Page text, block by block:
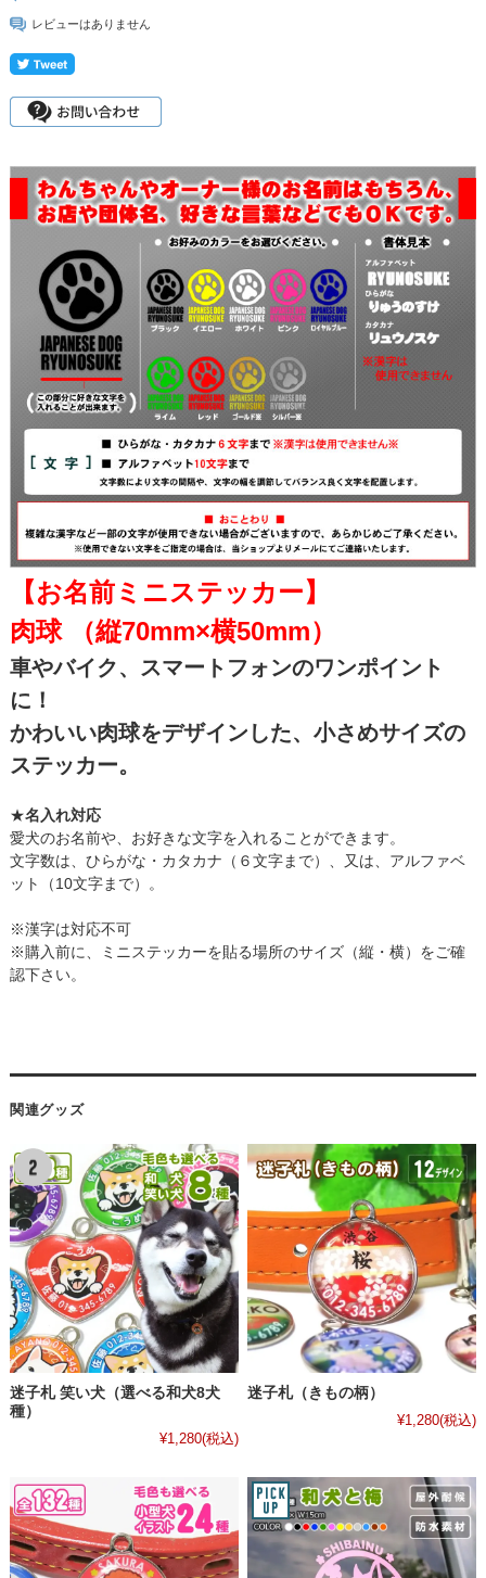
レビューはありません
【お名前ミニステッカー】
肉球 （縦70mm×横50mm）
車やバイク、スマートフォンのワンポイント
に！
かわいい肉球をデザインした、小さめサイズの
ステッカー。
★名入れ対応
愛犬のお名前や、お好きな文字を入れることができます。
文字数は、ひらがな・カタカナ（６文字まで）、又は、アルファベ
ット（10文字まで）。
※漢字は対応不可
※購入前に、ミニステッカーを貼る場所のサイズ（縦・横）をご確
認下さい。
関連グッズ
迷子札 笑い犬（選べる和犬8犬
種）
¥1,280(税込)
迷子札（きもの柄）
¥1,280(税込)